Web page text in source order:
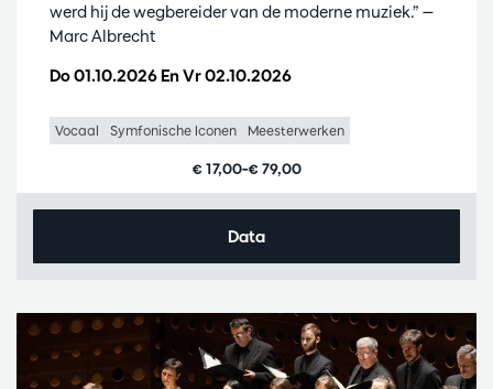
Do 01.10.2026 EnVr 02.10.2026
werd hij de wegbereider van de moderne muziek.” —
Marc Albrecht
Vocaal Symfonische Iconen Meesterwerken
€ 17,00–€ 79,00
Data